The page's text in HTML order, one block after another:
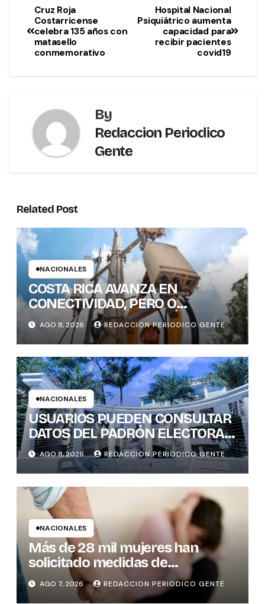
Hospital Nacional
Psiquiátrico aumenta
capacidad para
recibir pacientes
covid19
Cruz Roja
Costarricense
celebra 135 años con
matasello
conmemorativo
By
Redaccion Periodico
Gente
Related Post
NACIONALES
COSTA RICA AVANZA EN
CONECTIVIDAD, PERO O
BRECHAS DIGITALES, AÚN DEJAN
REZAGADOS A CANTONES
RURALES
AGO 8, 2026 REDACCION PERIODICO GENTE
NACIONALES
USUARIOS PUEDEN CONSULTAR
DATOS DEL PADRÓN ELECTORAL
DE FORMA INTERACTIVA Y CON
GENERACIÓN INSTANTÁNEA DE
GRÁFICOS
AGO 8, 2026 REDACCION PERIODICO GENTE
NACIONALES
Más de 28 mil mujeres han
solicitado medidas de
protección
AGO 7, 2026 REDACCION PERIODICO GENTE